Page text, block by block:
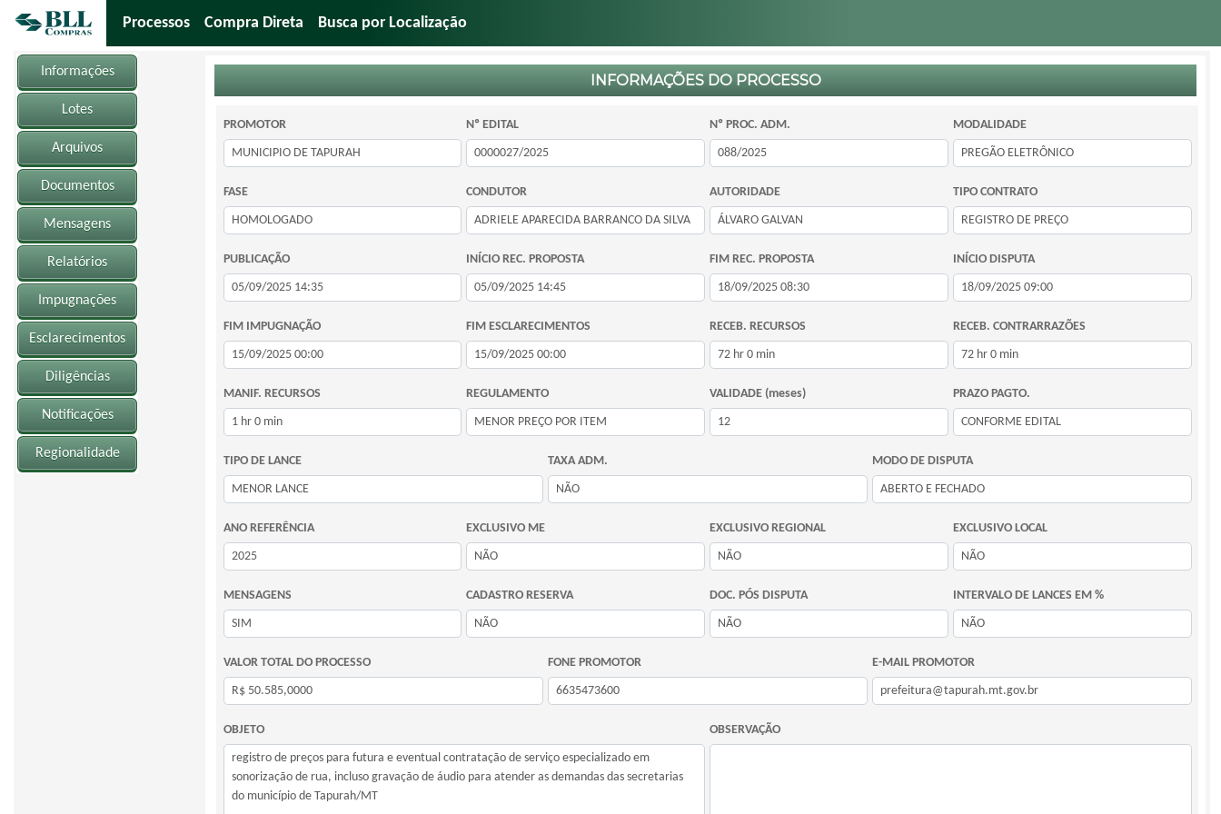
Processos Compra Direta Busca por Localização
Informações
Lotes
Arquivos
Documentos
Mensagens
Relatórios
Impugnações
Esclarecimentos
Diligências
Notificações
Regionalidade
INFORMAÇÕES DO PROCESSO
PROMOTOR Nº EDITAL Nº PROC. ADM. MODALIDADE
FASE CONDUTOR AUTORIDADE TIPO CONTRATO
PUBLICAÇÃO INÍCIO REC. PROPOSTA FIM REC. PROPOSTA INÍCIO DISPUTA
FIM IMPUGNAÇÃO FIM ESCLARECIMENTOS RECEB. RECURSOS RECEB. CONTRARRAZÕES
MANIF. RECURSOS REGULAMENTO VALIDADE (meses) PRAZO PAGTO.
TIPO DE LANCE TAXA ADM. MODO DE DISPUTA
ANO REFERÊNCIA EXCLUSIVO ME EXCLUSIVO REGIONAL EXCLUSIVO LOCAL
MENSAGENS CADASTRO RESERVA DOC. PÓS DISPUTA INTERVALO DE LANCES EM %
VALOR TOTAL DO PROCESSO FONE PROMOTOR E-MAIL PROMOTOR
OBJETO OBSERVAÇÃO